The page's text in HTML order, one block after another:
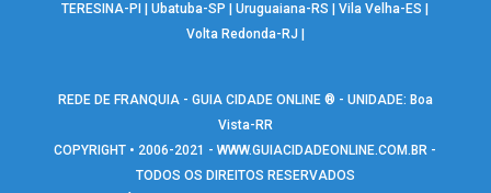
TERESINA-PI
|Ubatuba-SP |Uruguaiana-RS |Vila Velha-ES
Volta Redonda-RJ
REDE DE FRANQUIA - GUIA CIDADE ONLINE ® - UNIDADE: Boa
Vista-RR
COPYRIGHT • 2006-2021 -WWW.GUIACIDADEONLINE.COM.BR -
TODOS OS DIREITOS RESERVADOS